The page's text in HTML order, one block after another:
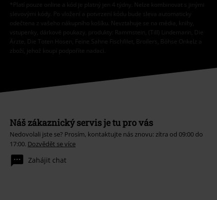
*Platí pouze online a kód je platný jen 4 týdny. Nelze kombinovat s jinými
slevovými kódy. Po vložení a potvrzení kódu bude sleva automaticky
odečtena z vašeho nákupního košíku. Nevztahuje se na média, knihy,
vstupenky, dárkové poukazy, produkty: Rammstein, (Till) Lindemann, Die
Ärzte, Die Toten Hosen, Feine Sahne Fischfilet, Broilers, Böhse Onkelz a
zboží, jehož koupí podpoříte nadaci.
Náš zákaznický servis je tu pro vás
Nedovolali jste se? Prosím, kontaktujte nás znovu: zítra od 09:00 do
17:00. Dozvědět se více
Zahájit chat